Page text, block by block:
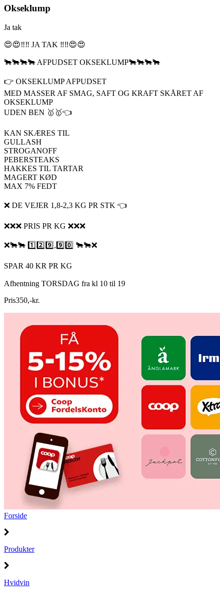
Okseklump
Ja tak
😍😍‼️‼️ JA TAK ‼️‼️😍😍
🐂🐂🐂🐂 AFPUDSET OKSEKLUMP🐂🐂🐂🐂
👉 OKSEKLUMP AFPUDSET
MED MASSER AF SMAG, SAFT OG KRAFT SKÅRET AF
OKSEKLUMP
UDEN BEN 🥇🥇👈
KAN SKÆRES TIL
GULLASH
STROGANOFF
PEBERSTEAKS
HAKKES TIL TARTAR
MAGERT KØD
MAX 7% FEDT
❌ DE VEJER 1,8-2,3 KG PR STK 👈
❌❌❌ PRIS PR KG ❌❌❌
❌🐂🐂 1️⃣2️⃣9️⃣,9️⃣0️⃣ 🐂🐂❌
SPAR 40 KR PR KG
Afhentning TORSDAG fra kl 10 til 19
Pris350,-kr.
Forside
Produkter
Hvidvin